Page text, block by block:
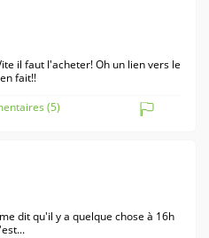
il faut l'acheter! Oh un lien vers le
fait!!
(5)
dit qu'il y a quelque chose à 16h